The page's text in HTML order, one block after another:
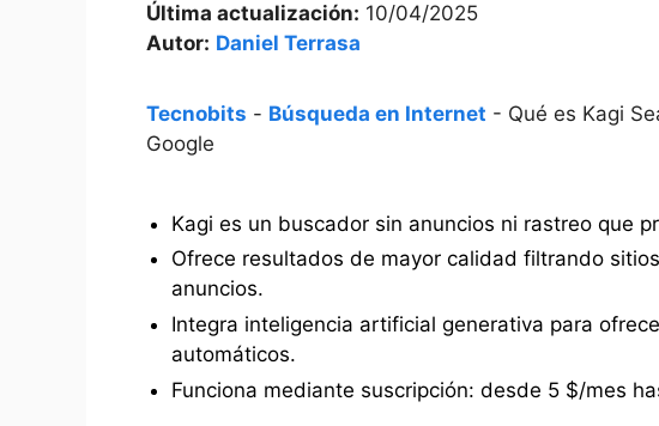
Última actualización: 10/04/2025
Autor: Daniel Terrasa
Tecnobits - Búsqueda en Internet - Qué es Kagi
Google
Kagi es un buscador sin anuncios ni rastreo que
Ofrece resultados de mayor calidad filtrando
anuncios.
Integra inteligencia artificial generativa para
automáticos.
Funciona mediante suscripción: desde 5 $/mes